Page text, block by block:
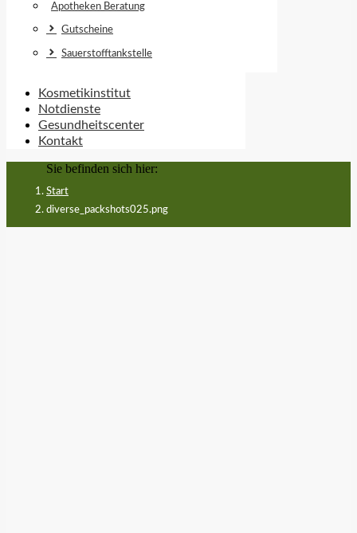
Apotheken Beratung
Gutscheine
Sauerstofftankstelle
Kosmetikinstitut
Notdienste
Gesundheitscenter
Kontakt
Sie befinden sich hier:
Start
diverse_packshots025.png